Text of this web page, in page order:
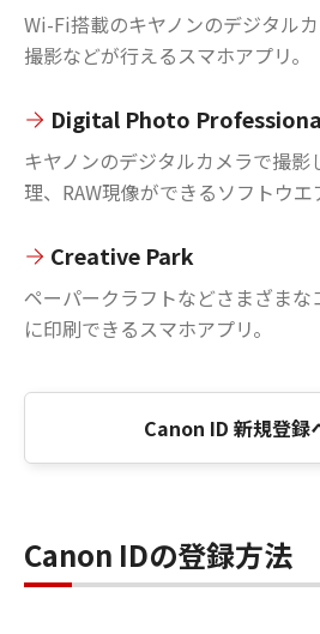
Wi-Fi搭載のキヤノンのデジタル
撮影などが行えるスマホアプリ。
Digital Photo
キヤノンのデジタルカメラで撮影
理、RAW現像ができるソフトウエ
Creative Park
ペーパークラフトなどさまざま
に印刷できるスマホアプリ。
Canon ID 新規登録
Canon IDの登録方法